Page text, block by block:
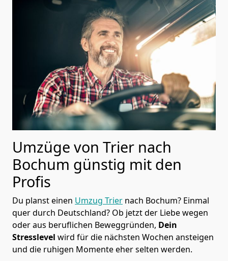
Umzüge von Trier nach
Bochum günstig mit den
Profis
Du planst einen Umzug Trier nach Bochum? Einmal
quer durch Deutschland? Ob jetzt der Liebe wegen
oder aus beruflichen Beweggründen, Dein
Stresslevel wird für die nächsten Wochen ansteigen
und die ruhigen Momente eher selten werden.